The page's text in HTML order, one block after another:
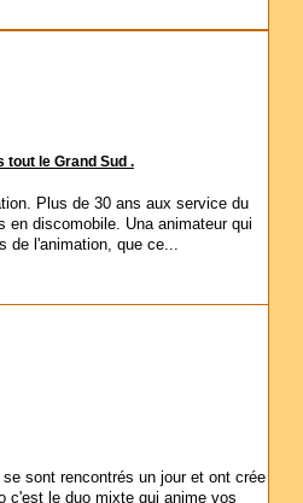
tout le Grand Sud .
Plus de 30 ans aux service du
en discomobile. Una animateur qui
de l'animation, que ce...
sont rencontrés un jour et ont crée
c'est le duo mixte qui anime vos